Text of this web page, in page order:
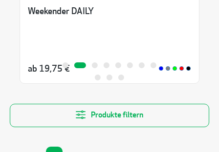
Weekender DAILY
ab 19,75 €
Produkte filtern